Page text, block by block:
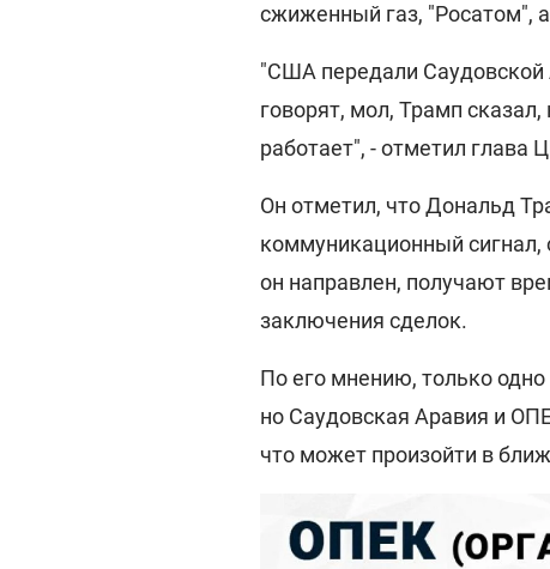
сжиженный газ, "Росатом",
"США передали Саудовской
говорят, мол, Трамп
работает", - отметил глава
Он отметил, что Дональд
коммуникационный сигнал,
он направлен, получают
заключения сделок.
По его мнению, только одно
но Саудовская Аравия и
что может произойти в